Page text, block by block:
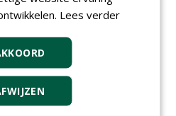
MUMC+ aan Jonkers
bestek 1879;
beplantingen 2026,
Den Held
Lees verder